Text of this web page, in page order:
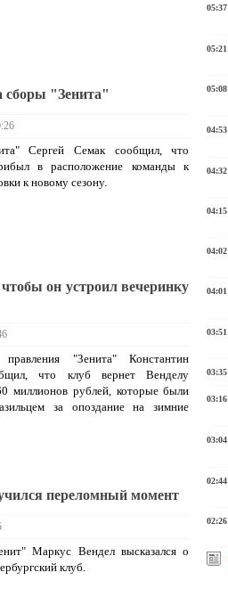
сборы "Зенита"
Сергей Семак сообщил, что
в расположение команды к
к новому сезону.
он устроил вечеринку
правления "Зенита" Константин
что клуб вернет Венделу
миллионов рублей, которые были
за опоздание на зимние
переломный момент
Маркус Вендел высказался о
клуб.
05:37
05:21
05:08
04:53
04:32
04:15
04:02
04:01
03:51
03:35
03:16
03:04
02:44
02:26